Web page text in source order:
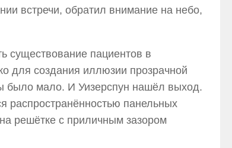
встречи, обратил внимание на небо,
существование пациентов в
для создания иллюзии прозрачной
было мало. И Уизерспун нашёл выход.
распространённостью панельных
решётке с приличным зазором